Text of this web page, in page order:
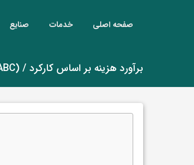
صفحه اصلی خدمات صنایع
برآورد هزینه بر اساس کارکرد / Activity Based Costing (ABC)